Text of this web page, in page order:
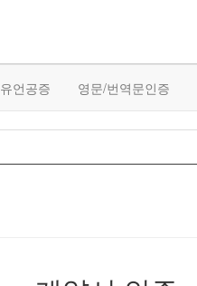
유언공증 영문/번역문인증